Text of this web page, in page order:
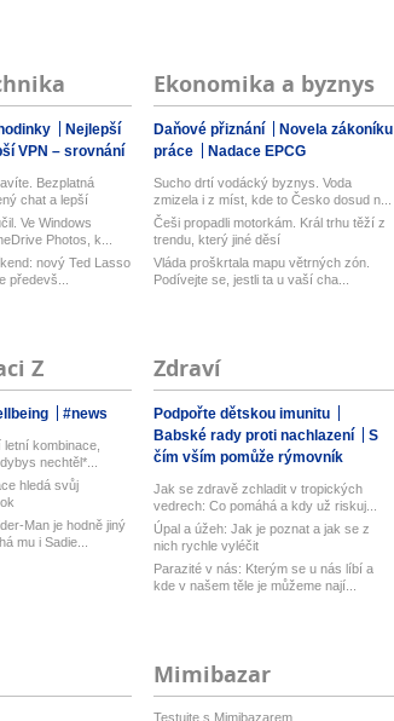
Nejlepší
VPN – srovnání
Bezplatná
chat a lepší
Ve Windows
Photos, k...
nový Ted Lasso
předevš...
Ekonomika a byznys
Daňové přiznání
Novela zákoníku
práce
Nadace EPCG
Sucho drtí vodácký byznys. Voda
zmizela i z míst, kde to Česko dosud n...
Češi propadli motorkám. Král trhu těží z
trendu, který jiné děsí
Vláda proškrtala mapu větrných zón.
Podívejte se, jestli ta u vaší cha...
Z
#news
kombinace,
nechtěl*...
hledá svůj
Man je hodně jiný
mu i Sadie...
Zdraví
Podpořte dětskou imunitu
Babské rady proti nachlazení
S
čím vším pomůže rýmovník
Jak se zdravě zchladit v tropických
vedrech: Co pomáhá a kdy už riskuj...
Úpal a úžeh: Jak je poznat a jak se z
nich rychle vyléčit
Parazité v nás: Kterým se u nás líbí a
kde v našem těle je můžeme nají...
Mimibazar
Testujte s Mimibazarem